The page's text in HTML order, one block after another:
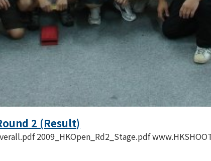
2 (Result)
2009_HKOpen_Rd2_Stage.pdf